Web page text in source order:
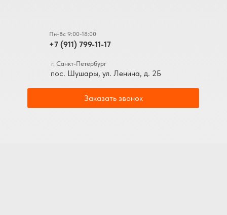
+7 (911) 799-11-17
Пн-Вс 9:00-18:00
Заказать звонок
пос. Шушары, ул. Ленина, д. 2Б
г. Санкт-Петербург